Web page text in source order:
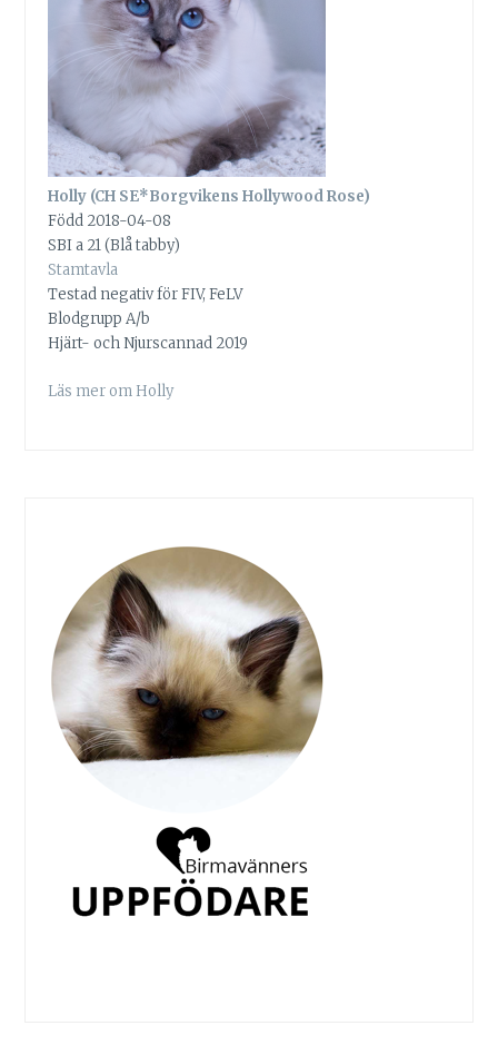
Holly (CH SE*Borgvikens Hollywood Rose)
Född 2018-04-08
SBI a 21 (Blå tabby)
Stamtavla
Testad negativ för FIV, FeLV
Blodgrupp A/b
Hjärt- och Njurscannad 2019
Läs mer om Holly